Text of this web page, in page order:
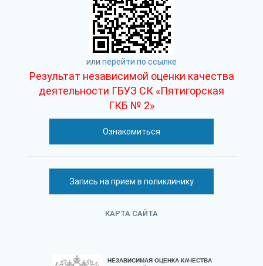
или перейти по ссылке
Результат независимой оценки качества
деятельности ГБУЗ СК «Пятигорская
ГКБ № 2»
Ознакомиться
Запись на прием в поликлинику
КАРТА САЙТА